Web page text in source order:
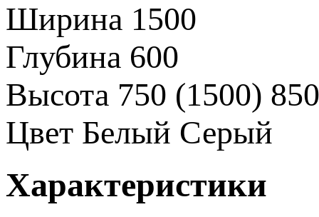
Ширина 1500
Глубина 600
Высота 750 (1500)
Цвет Белый Серый
Характеристики